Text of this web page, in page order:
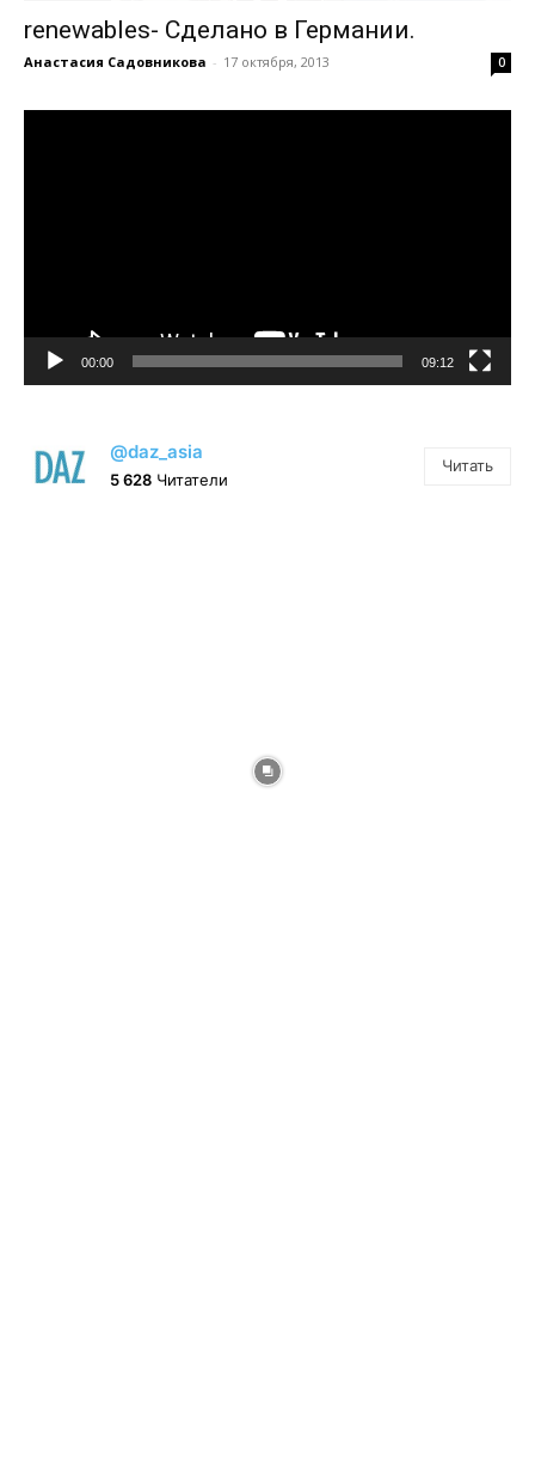
renewables- Сделано в Германии.
Анастасия Садовникова - 17 октября, 2013 0
00:00 09:12
@daz_asia
5 628 Читатели
Читать